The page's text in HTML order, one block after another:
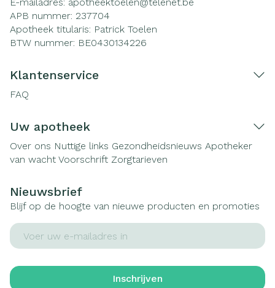
APB nummer: 237704
Apotheek titularis: Patrick Toelen
BTW nummer: BE0430134226
Klantenservice
FAQ
Uw apotheek
Over ons Nuttige links Gezondheidsnieuws Apotheker
van wacht Voorschrift Zorgtarieven
Nieuwsbrief
Blijf op de hoogte van nieuwe producten en promoties
E-mail adres
Inschrijven